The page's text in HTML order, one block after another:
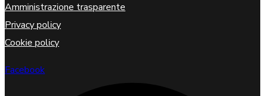
Amministrazione trasparente
Privacy policy
Cookie policy
Facebook